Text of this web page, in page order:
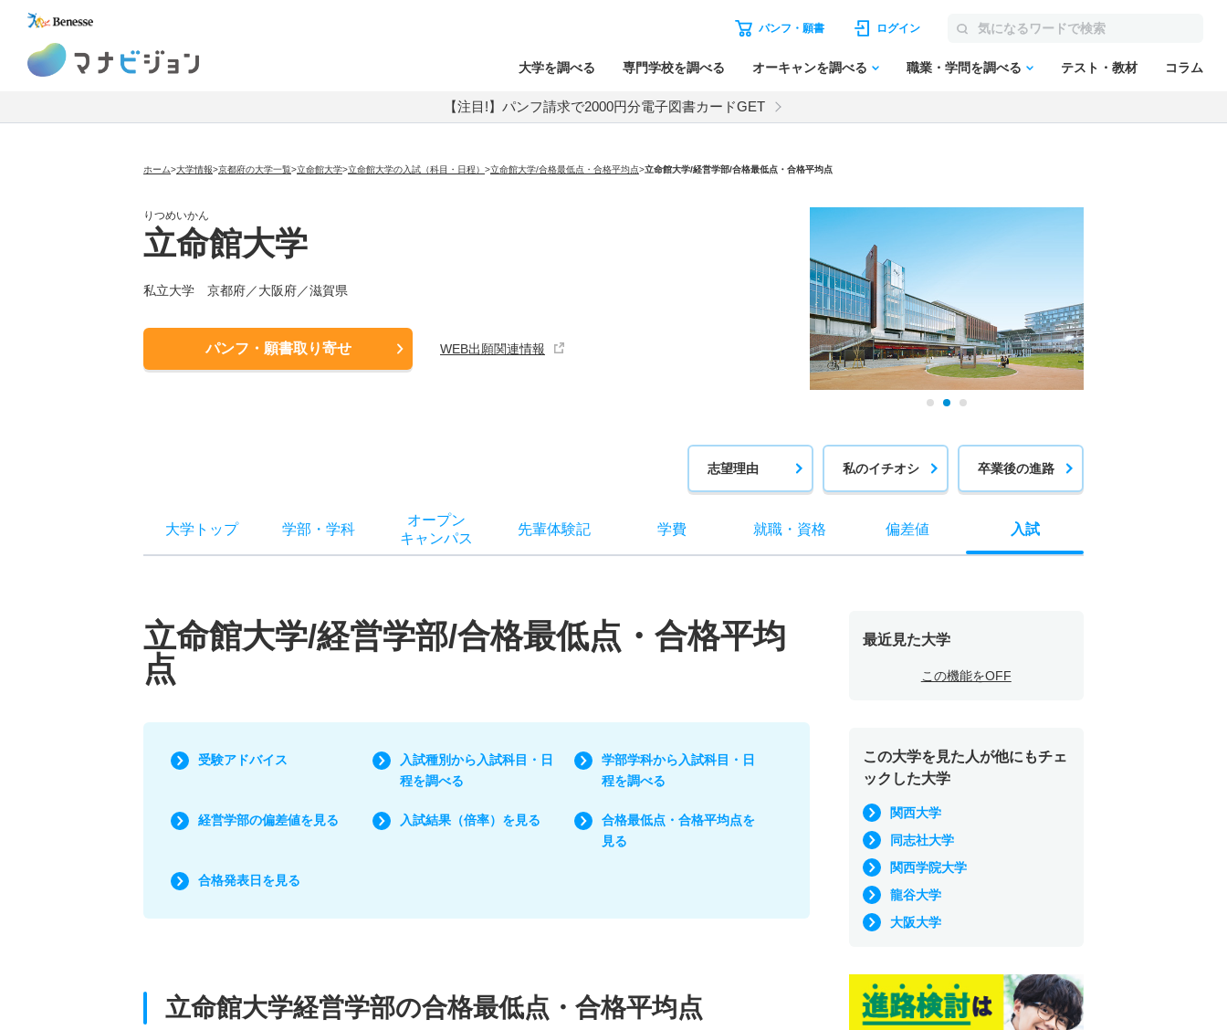
パンフ・願書 ログイン
大学を調べる 専門学校を調べる オーキャンを調べる 職業・学問を調べる テスト・教材 コラム
【注目!】パンフ請求で2000円分電子図書カードGET
ホーム>大学情報>京都府の大学一覧>立命館大学>立命館大学の入試（科目・日程） >立命館大学/合格最低点・合格平均点>立命館大学/経営学部/合格最低点・合格平均点
りつめいかん
立命館大学
私立大学 京都府／大阪府／滋賀県
パンフ・願書取り寄せ WEB出願関連情報
志望理由 私のイチオシ 卒業後の進路
大学トップ 学部 ・ 学科
オープン
キャンパス
先輩体験記 学費 就職・ 資格 偏差値 入試
立命館大学/経営学部/合格最低点・合格平均
点
受験アドバイス
入試種別から入試科目・日
程を調べる
学部学科から入試科目・日
程を調べる
経営学部の偏差値を見る 入試結果（倍率）を見る
合格最低点・合格平均点を
見る
合格発表日を見る
立命館大学経営学部の合格最低点・合格平均点
最近見た大学
この機能をOFF
この大学を見た人が他にもチェ
ックした大学
関西大学
同志社大学
関西学院大学
龍谷大学
大阪大学